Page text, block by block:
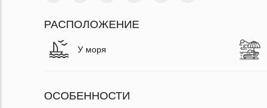
РАСПОЛОЖЕНИЕ
У моря
ОСОБЕННОСТИ